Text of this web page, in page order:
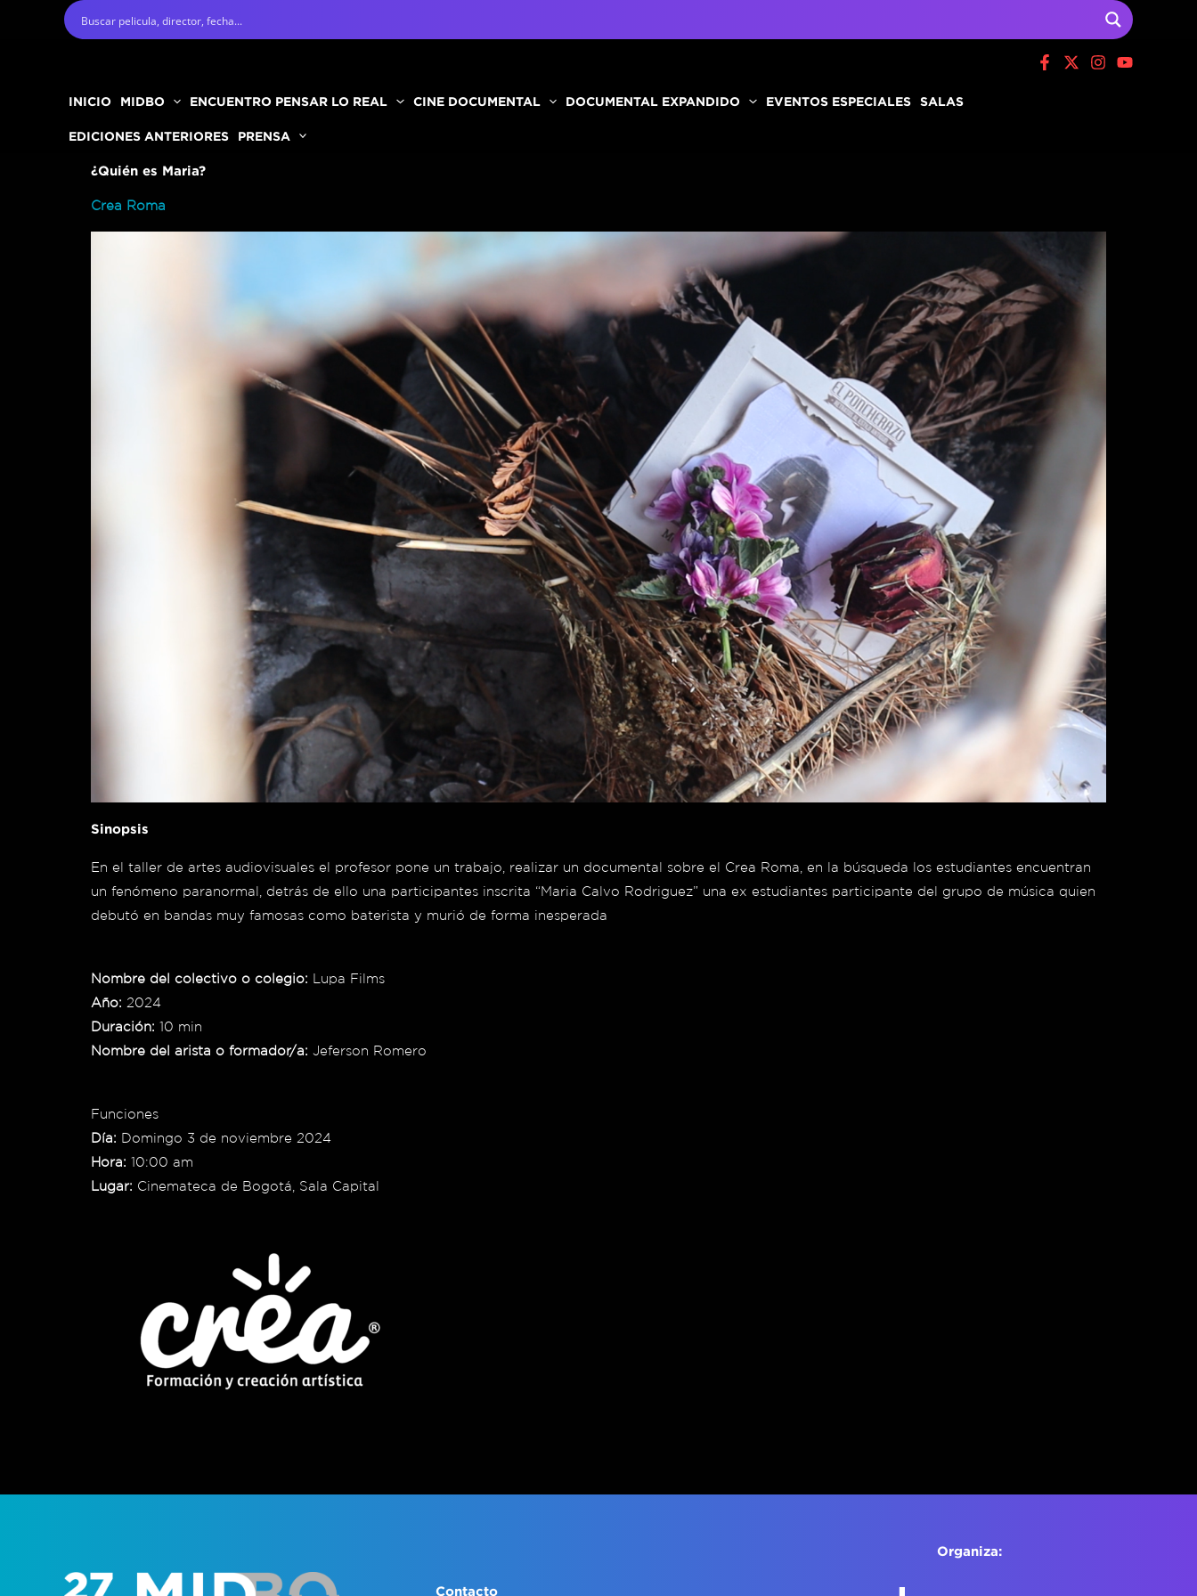
INICIO MIDBO ENCUENTRO PENSAR LO REAL CINE DOCUMENTAL DOCUMENTAL EXPANDIDO EVENTOS ESPECIALES SALAS
EDICIONES ANTERIORES PRENSA
¿Quién es Maria?
Crea Roma
Sinopsis
En el taller de artes audiovisuales el profesor pone un trabajo, realizar un documental sobre el Crea Roma, en la búsqueda los estudiantes encuentran
un fenómeno paranormal, detrás de ello una participantes inscrita “Maria Calvo Rodriguez” una ex estudiantes participante del grupo de música quien
debutó en bandas muy famosas como baterista y murió de forma inesperada
Nombre del colectivo o colegio: Lupa Films
Año: 2024
Duración: 10 min
Nombre del arista o formador/a: Jeferson Romero
Funciones
Día: Domingo 3 de noviembre 2024
Hora: 10:00 am
Lugar: Cinemateca de Bogotá, Sala Capital
Contacto
Organiza: